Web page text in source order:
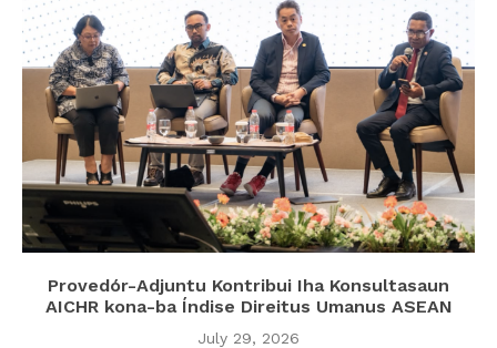
Provedór-Adjuntu Kontribui Iha Konsultasaun
AICHR kona-ba Índise Direitus Umanus ASEAN
July 29, 2026